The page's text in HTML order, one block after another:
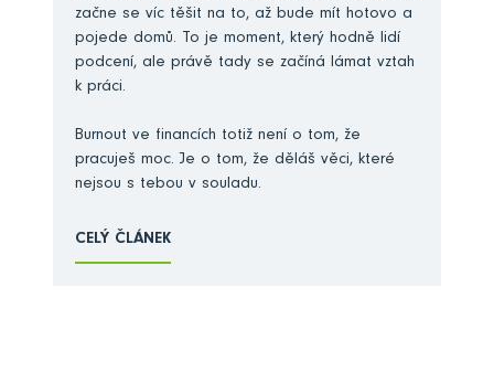
začne se víc těšit na to, až bude mít hotovo a
pojede domů. To je moment, který hodně lidí
podcení, ale právě tady se začíná lámat vztah
k práci.
Burnout ve financích totiž není o tom, že
pracuješ moc. Je o tom, že děláš věci, které
nejsou s tebou v souladu.
CELÝ ČLÁNEK